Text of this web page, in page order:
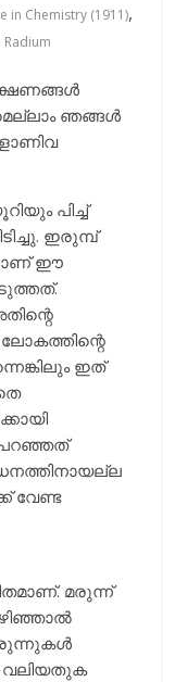
in Chemistry (1911),
ഞങ്ങൾ
പിച്ച്‌
ഇരുമ്പ്‌
ഈ
ഇത്
വേണ്ട
മരുന്ന്
വലിയതുക